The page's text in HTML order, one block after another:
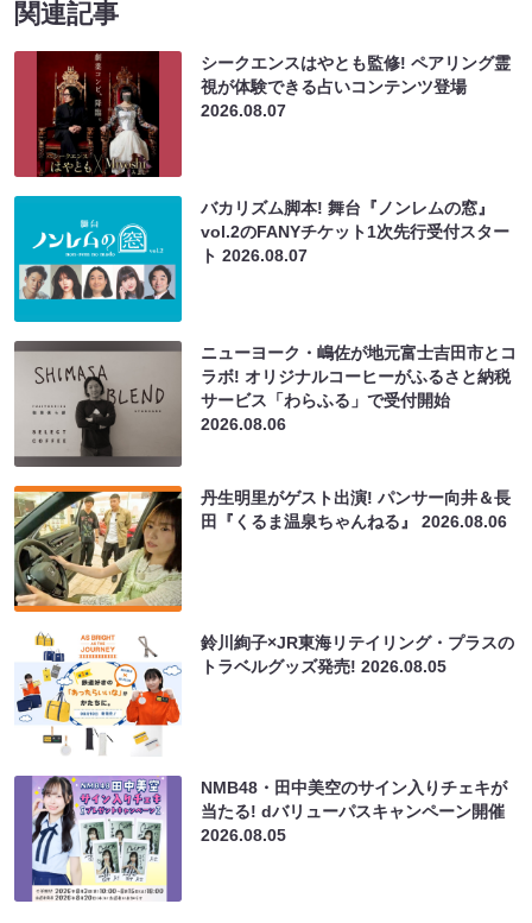
関連記事
シークエンスはやとも監修! ペアリング霊
視が体験できる占いコンテンツ登場
2026.08.07
バカリズム脚本! 舞台『ノンレムの窓』
vol.2のFANYチケット1次先行受付スター
ト2026.08.07
ニューヨーク・嶋佐が地元富士吉田市とコ
ラボ! オリジナルコーヒーがふるさと納税
サービス「わらふる」で受付開始
2026.08.06
丹生明里がゲスト出演! パンサー向井＆長
田『くるま温泉ちゃんねる』2026.08.06
鈴川絢子×JR東海リテイリング・プラスの
トラベルグッズ発売!2026.08.05
NMB48・田中美空のサイン入りチェキが
当たる! dバリューパスキャンペーン開催
2026.08.05